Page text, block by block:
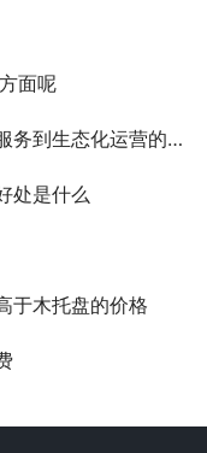
面呢
态化运营的转型路径
处是什么
于木托盘的价格